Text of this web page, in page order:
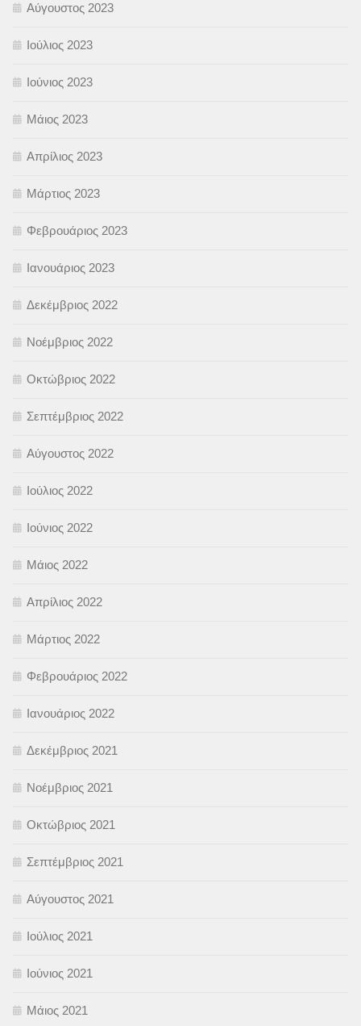
Αύγουστος 2023
Ιούλιος 2023
Ιούνιος 2023
Μάιος 2023
Απρίλιος 2023
Μάρτιος 2023
Φεβρουάριος 2023
Ιανουάριος 2023
Δεκέμβριος 2022
Νοέμβριος 2022
Οκτώβριος 2022
Σεπτέμβριος 2022
Αύγουστος 2022
Ιούλιος 2022
Ιούνιος 2022
Μάιος 2022
Απρίλιος 2022
Μάρτιος 2022
Φεβρουάριος 2022
Ιανουάριος 2022
Δεκέμβριος 2021
Νοέμβριος 2021
Οκτώβριος 2021
Σεπτέμβριος 2021
Αύγουστος 2021
Ιούλιος 2021
Ιούνιος 2021
Μάιος 2021